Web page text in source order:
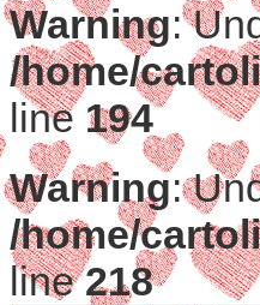
Warning:
/home/
line 194
Warning:
/home/
line218